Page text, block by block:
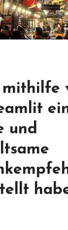
und